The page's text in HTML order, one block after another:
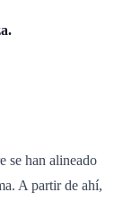
se han alineado
A partir de ahí,